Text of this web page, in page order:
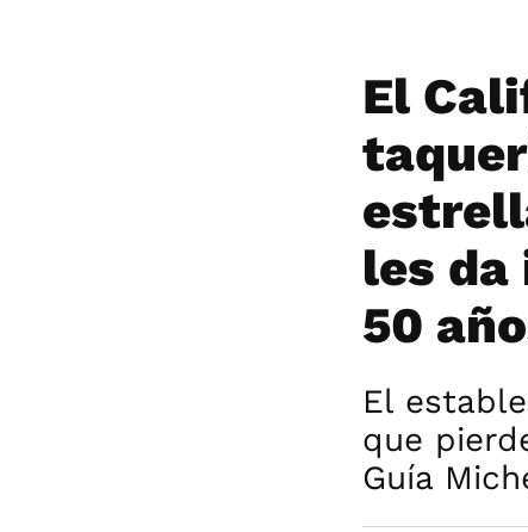
El
les da
50
El
que
Guía